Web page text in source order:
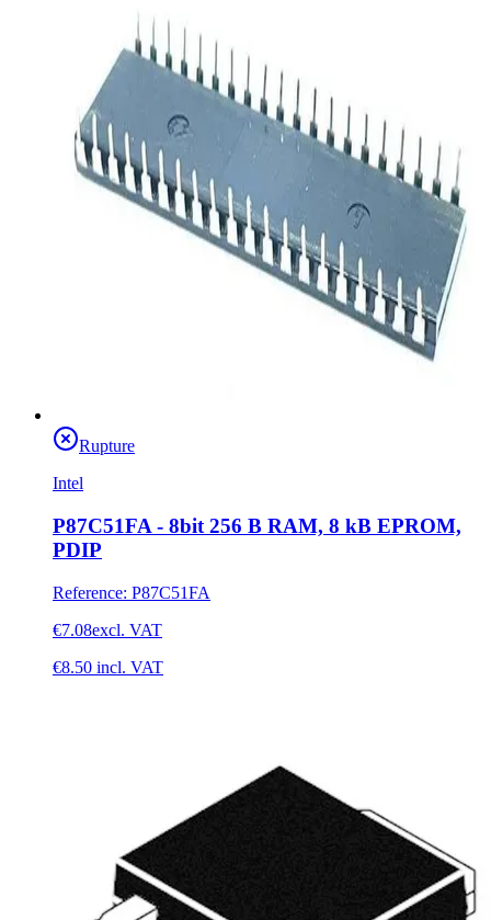
Rupture
Intel
P87C51FA - 8bit 256 B RAM, 8 kB EPROM,
PDIP
Reference: P87C51FA
€7.08excl. VAT
€8.50 incl. VAT